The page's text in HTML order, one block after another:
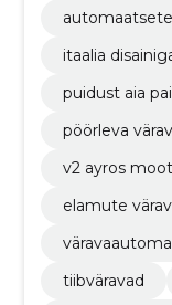
itaalia
puidust aia
pöörleva
v2 ayros
elamute
tiibväravad